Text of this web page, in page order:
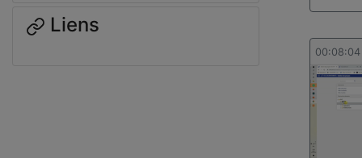
00:08:04
Liens